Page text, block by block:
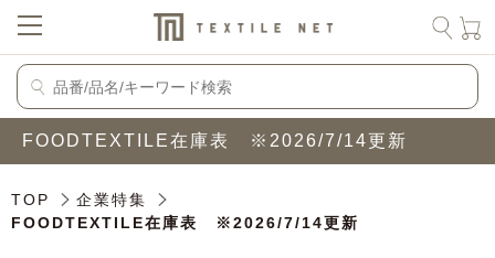
FOODTEXTILE在庫表 ※2026/7/14更新
TOP
企業特集
FOODTEXTILE在庫表 ※2026/7/14更新